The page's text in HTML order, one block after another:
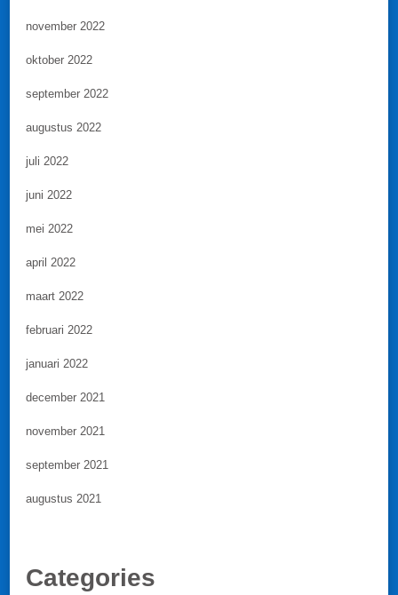
november 2022
oktober 2022
september 2022
augustus 2022
juli 2022
juni 2022
mei 2022
april 2022
maart 2022
februari 2022
januari 2022
december 2021
november 2021
september 2021
augustus 2021
Categories